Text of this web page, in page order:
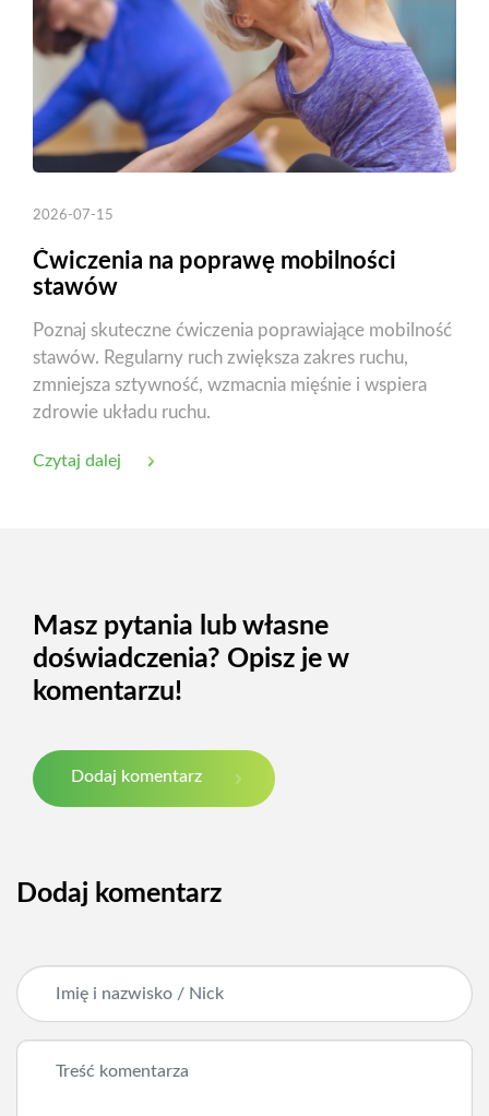
2026-07-15
Ćwiczenia na poprawę mobilności
stawów
Poznaj skuteczne ćwiczenia poprawiające mobilność
stawów. Regularny ruch zwiększa zakres ruchu,
zmniejsza sztywność, wzmacnia mięśnie i wspiera
zdrowie układu ruchu.
Czytaj dalej
Masz pytania lub własne
doświadczenia? Opisz je w
komentarzu!
Dodaj komentarz
Dodaj komentarz